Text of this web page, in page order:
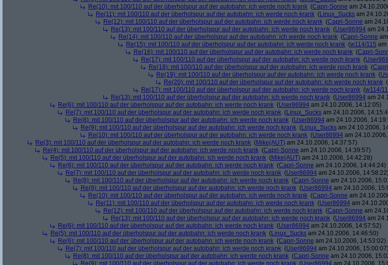
Re(10): mit 100/110 auf der überholspur auf der autobahn: ich werde noch krank (Capri-Sonne am
Re(11): mit 100/110 auf der überholspur auf der autobahn: ich werde noch krank (Linux_Sucks am
Re(12): mit 100/110 auf der überholspur auf der autobahn: ich werde noch krank (Capri-Sonne am
Re(13): mit 100/110 auf der überholspur auf der autobahn: ich werde noch krank (User86994 am
Re(14): mit 100/110 auf der überholspur auf der autobahn: ich werde noch krank (Capri-Sonne
Re(15): mit 100/110 auf der überholspur auf der autobahn: ich werde noch krank (w114/115 am
Re(16): mit 100/110 auf der überholspur auf der autobahn: ich werde noch krank (Capri-
Re(17): mit 100/110 auf der überholspur auf der autobahn: ich werde noch krank (
Re(18): mit 100/110 auf der überholspur auf der autobahn: ich werde noch krank (
Re(19): mit 100/110 auf der überholspur auf der autobahn: ich werde noch krank (
Re(20): mit 100/110 auf der überholspur auf der autobahn: ich werde noch krank (
Re(17): mit 100/110 auf der überholspur auf der autobahn: ich werde noch krank (w114/
Re(13): mit 100/110 auf der überholspur auf der autobahn: ich werde noch krank (User86994 am
Re(6): mit 100/110 auf der überholspur auf der autobahn: ich werde noch krank (User86994 am 24.10.2006, 14:12:05)
Re(7): mit 100/110 auf der überholspur auf der autobahn: ich werde noch krank (Linux_Sucks am 24.10.2006,
Re(8): mit 100/110 auf der überholspur auf der autobahn: ich werde noch krank (User86994 am 24.10.2006,
Re(9): mit 100/110 auf der überholspur auf der autobahn: ich werde noch krank (Linux_Sucks am 24.10.2006,
Re(10): mit 100/110 auf der überholspur auf der autobahn: ich werde noch krank (User86994 am
Re(3): mit 100/110 auf der überholspur auf der autobahn: ich werde noch krank (Mike(AUT) am 24.10.2006, 14:37:57)
Re(4): mit 100/110 auf der überholspur auf der autobahn: ich werde noch krank (Capri-Sonne am 24.10.2006, 14:39:57)
Re(5): mit 100/110 auf der überholspur auf der autobahn: ich werde noch krank (Mike(AUT) am 24.10.2006, 14:42:28)
Re(6): mit 100/110 auf der überholspur auf der autobahn: ich werde noch krank (Capri-Sonne am 24.10.2006, 14:44:24)
Re(7): mit 100/110 auf der überholspur auf der autobahn: ich werde noch krank (User86994 am 24.10.2006, 14:58:22)
Re(8): mit 100/110 auf der überholspur auf der autobahn: ich werde noch krank (Capri-Sonne am 24.10.2006,
Re(9): mit 100/110 auf der überholspur auf der autobahn: ich werde noch krank (User86994 am 24.10.2006,
Re(10): mit 100/110 auf der überholspur auf der autobahn: ich werde noch krank (Capri-Sonne am
Re(11): mit 100/110 auf der überholspur auf der autobahn: ich werde noch krank (User86994 am
Re(12): mit 100/110 auf der überholspur auf der autobahn: ich werde noch krank (Capri-Sonne am
Re(13): mit 100/110 auf der überholspur auf der autobahn: ich werde noch krank (User86994 am
Re(6): mit 100/110 auf der überholspur auf der autobahn: ich werde noch krank (User86994 am 24.10.2006, 14:57:52)
Re(5): mit 100/110 auf der überholspur auf der autobahn: ich werde noch krank (Linux_Sucks am 24.10.2006, 14:46:50)
Re(6): mit 100/110 auf der überholspur auf der autobahn: ich werde noch krank (Capri-Sonne am 24.10.2006, 14:53:02)
Re(7): mit 100/110 auf der überholspur auf der autobahn: ich werde noch krank (User86994 am 24.10.2006, 15:00:07)
Re(8): mit 100/110 auf der überholspur auf der autobahn: ich werde noch krank (Capri-Sonne am 24.10.2006,
Re(9): mit 100/110 auf der überholspur auf der autobahn: ich werde noch krank (User86994 am 24.10.2006,